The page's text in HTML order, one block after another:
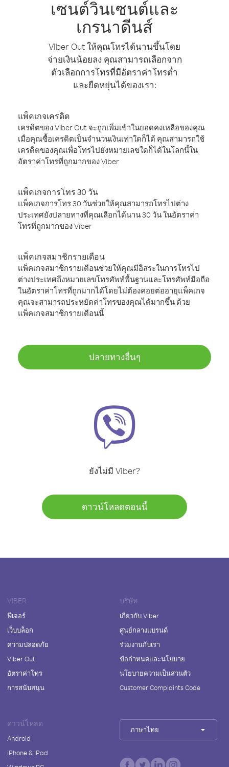
เซนต์วินเซนต์และ
เกรนาดีนส์
Viber Out ให้คุณโทรได้นานขึ้นโดย
จ่ายเงินน้อยลง คุณสามารถเลือกจาก
ตัวเลือกการโทรที่มีอัตราค่าโทรต่ำ
และยืดหยุ่นได้ของเรา:
แพ็คเกจเครดิต
เครดิตของ Viber Out จะถูกเพิ่มเข้าในยอดคงเหลือของคุณ
เมื่อคุณซื้อเครดิตเป็นจำนวนเงินเท่าใดก็ได้ คุณสามารถใช้
เครดิตของคุณเพื่อโทรไปยังหมายเลขใดก็ได้ในโลกนี้ใน
อัตราค่าโทรที่ถูกมากของ Viber
แพ็คเกจการโทร 30 วัน
แพ็คเกจการโทร 30 วันช่วยให้คุณสามารถโทรไปต่าง
ประเทศยังปลายทางที่คุณเลือกได้นาน 30 วัน ในอัตราค่า
โทรที่ถูกมากของ Viber
แพ็คเกจสมาชิกรายเดือน
แพ็คเกจสมาชิกรายเดือนช่วยให้คุณมีอิสระในการโทรไป
ต่างประเทศถึงหมายเลขโทรศัพท์พื้นฐานและโทรศัพท์มือถือ
ในอัตราค่าโทรที่ถูกมากได้โดยไม่ต้องคอยต่ออายุแพ็คเกจ
คุณจะสามารถประหยัดค่าโทรของคุณได้มากขึ้น ด้วย
แพ็คเกจสมาชิกรายเดือนนี้
ปลายทางอื่นๆ
ยังไม่มี Viber?
ดาวน์โหลดตอนนี้
VIBER
ฟีเจอร์
เว็บบล็อก
ความปลอดภัย
Viber Out
อัตราค่าโทร
การสนับสนุน
บริษัท
เกี่ยวกับ Viber
ศูนย์กลางแบรนด์
ร่วมงานกับเรา
ข้อกำหนดและนโยบาย
นโยบายความเป็นส่วนตัว
Customer Complaints Code
ดาวน์โหลด
Android
iPhone & iPad
ภาษาไทย